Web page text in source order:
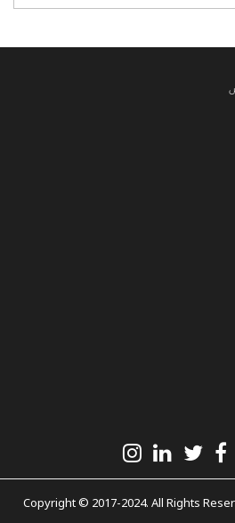
Copyright © 2017-2024. All Rights